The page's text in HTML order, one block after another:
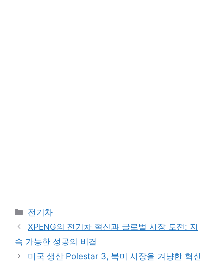
Categories
전기차
XPENG의 전기차 혁신과 글로벌 시장 도전: 지
속 가능한 성공의 비결
미국 생산 Polestar 3, 북미 시장을 겨냥한 혁신